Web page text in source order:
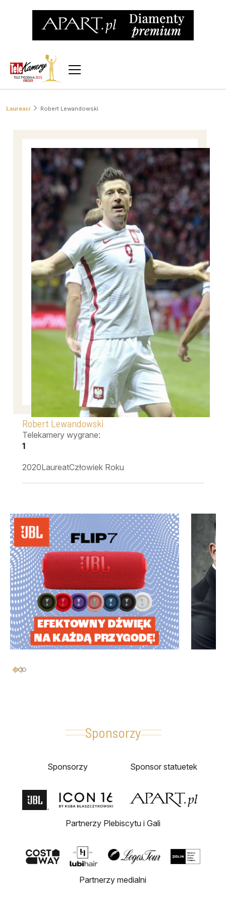
Laureaci Robert Lewandowski
Robert Lewandowski
Telekamery wygrane:
1
2020LaureatCzłowiek Roku
Sponsorzy
Sponsorzy Sponsor statuetek
Partnerzy Plebiscytu i Gali
Partnerzy medialni